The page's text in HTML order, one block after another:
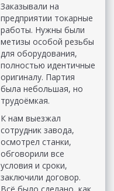
Заказывали на
предприятии токарные
работы. Нужны были
метизы особой резьбы
для оборудования,
полностью идентичные
оригиналу. Партия
была небольшая, но
трудоёмкая.
К нам выезжал
сотрудник завода,
осмотрел станки,
обговорили все
условия и сроки,
заключили договор.